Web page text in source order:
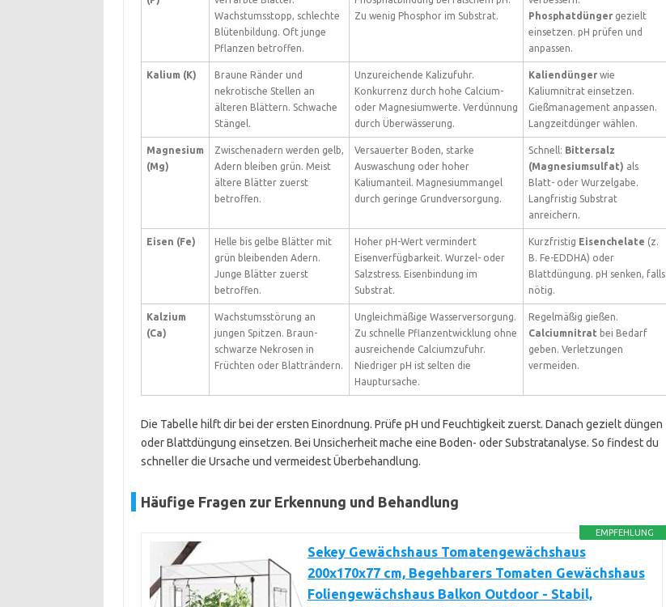
Wachstumsstopp, schlechte
Blütenbildung. Oft junge
Pflanzen betroffen.
Zu wenig Phosphor im Substrat.
Phosphatdüngergezielt
einsetzen. pH prüfen und
anpassen.
Kalium (K)
Braune Ränder und
nekrotische Stellen an
älteren Blättern. Schwache
Stängel.
Unzureichende Kalizufuhr.
Konkurrenz durch hohe Calcium-
oder Magnesiumwerte. Verdünnung
durch Überwässerung.
Kaliendüngerwie
Kaliumnitrat einsetzen.
Gießmanagement anpassen.
Langzeitdünger wählen.
Magnesium
(Mg)
Zwischenadern werden gelb,
Adern bleiben grün. Meist
ältere Blätter zuerst
betroffen.
Versauerter Boden, starke
Auswaschung oder hoher
Kaliumanteil. Magnesiummangel
durch geringe Grundversorgung.
Schnell: Bittersalz
(Magnesiumsulfat) als
Blatt- oder Wurzelgabe.
Langfristig Substrat
anreichern.
Eisen (Fe)
Helle bis gelbe Blätter mit
grün bleibenden Adern.
Junge Blätter zuerst
betroffen.
Hoher pH-Wert vermindert
Eisenverfügbarkeit. Wurzel- oder
Salzstress. Eisenbindung im
Substrat.
Kurzfristig Eisenchelate (z.
B. Fe-EDDHA) oder
Blattdüngung. pH senken, falls
nötig.
Kalzium
(Ca)
Wachstumsstörung an
jungen Spitzen. Braun-
schwarze Nekrosen in
Früchten oder Blatträndern.
Ungleichmäßige Wasserversorgung.
Zu schnelle Pflanzentwicklung ohne
ausreichende Calciumzufuhr.
Niedriger pH ist selten die
Hauptursache.
Regelmäßig gießen.
Calciumnitrat bei Bedarf
geben. Verletzungen
vermeiden.
Die Tabelle hilft dir bei der ersten Einordnung. Prüfe pH und Feuchtigkeit zuerst. Danach gezielt düngen
oder Blattdüngung einsetzen. Bei Unsicherheit mache eine Boden- oder Substratanalyse. So findest du
schneller die Ursache und vermeidest Überbehandlung.
Häufige Fragen zur Erkennung und Behandlung
EMPFEHLUNG
Sekey Gewächshaus Tomatengewächshaus
200x170x77 cm, Begehbarers Tomaten Gewächshaus
Foliengewächshaus Balkon Outdoor - Stabil,